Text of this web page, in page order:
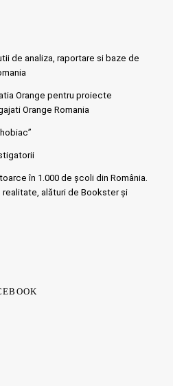
de analiza, raportare si baze de
Orange pentru proiecte
Orange Romania
în 1.000 de școli din România.
alături de Bookster și